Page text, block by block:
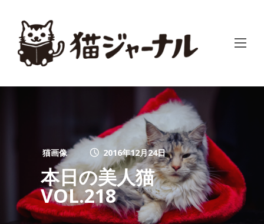
猫画像 2016年12月24日
本日の美人猫
VOL.218